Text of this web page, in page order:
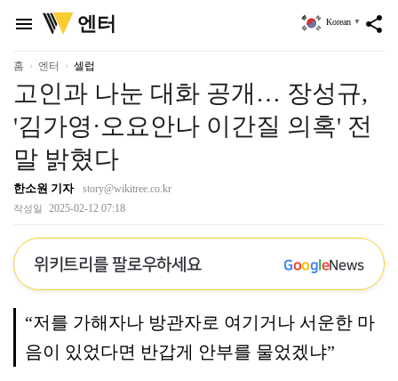
menu
위
키
리
엔터 share
Korean ▼
홈 엔터 셀럽
고인과 나눈 대화 공개… 장성규,
'김가영·오요안나 이간질 의혹' 전
말 밝혔다
한소원 기자 story@wikitree.co.kr
작성일 2025-02-12 07:18
위키트리를 팔로우하세요 GoogleNews
“저를 가해자나 방관자로 여기거나 서운한 마
음이 있었다면 반갑게 안부를 물었겠냐”